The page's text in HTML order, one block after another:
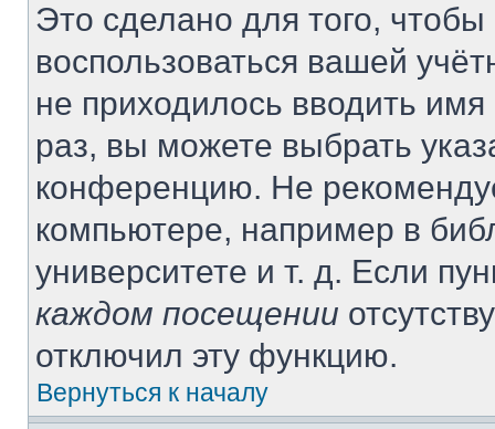
Это сделано для того, чтобы
воспользоваться вашей
не приходилось вводить
раз, вы можете выбрать
конференцию. Не
компьютере, например в
университете и т. д. Если
каждом посещении
отключил эту функцию.
Вернуться к началу